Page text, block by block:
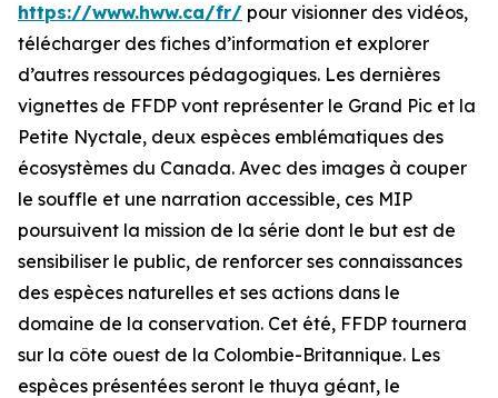
https://www.hww.ca/fr/ pour visionner des vidéos,
télécharger des fiches d’information et explorer
d’autres ressources pédagogiques. Les dernières
vignettes de FFDP vont représenter le Grand Pic et la
Petite Nyctale, deux espèces emblématiques des
écosystèmes du Canada. Avec des images à couper
le souffle et une narration accessible, ces MIP
poursuivent la mission de la série dont le but est de
sensibiliser le public, de renforcer ses connaissances
des espèces naturelles et ses actions dans le
domaine de la conservation. Cet été, FFDP tournera
sur la côte ouest de la Colombie-Britannique. Les
espèces présentées seront le thuya géant, le